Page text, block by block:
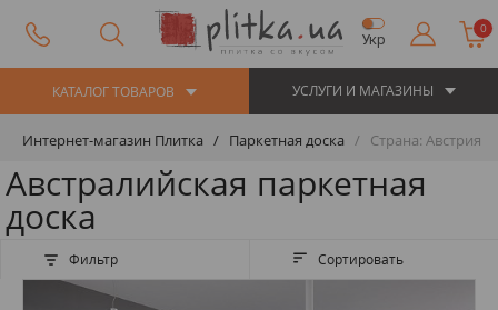
Укр
0
КАТАЛОГ ТОВАРОВ УСЛУГИ И МАГАЗИНЫ
Интернет-магазин Плитка Паркетная доска Страна: Австрия
Австралийская паркетная
доска
Фильтр Сортировать